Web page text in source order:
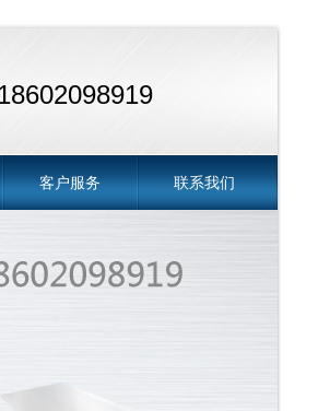
客户服务 联系我们